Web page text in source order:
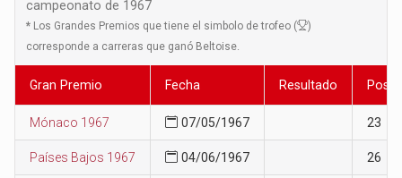
campeonato de 1967
* Los Grandes Premios que tiene el simbolo de trofeo (
)
corresponde a carreras que ganó Beltoise.
Gran Premio Fecha Resultado
Mónaco 1967 07/05/1967 23
Países Bajos 1967 04/06/1967 26